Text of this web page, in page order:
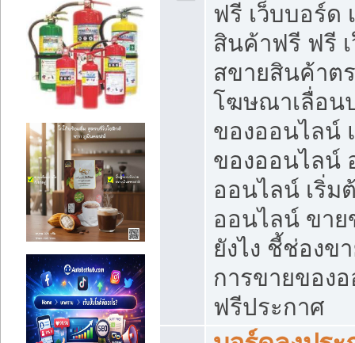
ฟรี เว็บบอร์ด
สินค้าฟรี ฟรี
สขายสินค้าต
โฆษณาเลื่อน
ของออนไลน์
ของออนไลน์
ออนไลน์ เริ่ม
ออนไลน์ ขาย
ยังไง ชี้ช่องข
การขายของ
ฟรีประกาศ